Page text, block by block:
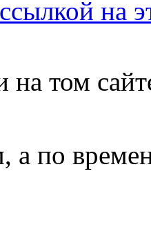
на том
а по